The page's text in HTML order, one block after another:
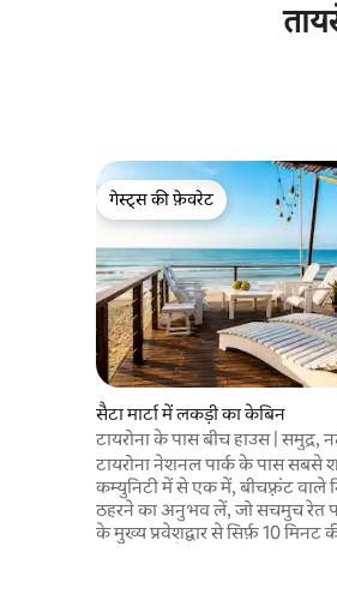
गेस्ट्स की फ़ेवरेट
गेस्ट्स की फ़ेवरेट
सैटा मार्टा में लकड़ी का केबिन
टायरोना के पास बीच हाउस | समुद्र,
टायरोना नेशनल पार्क के पास सबसे
कम्युनिटी में से एक में, बीचफ़्रंट वाले
ठहरने का अनुभव लें, जो सचमुच रेत पर
के मुख्य प्रवेशद्वार से सिर्फ़ 10 मिनट